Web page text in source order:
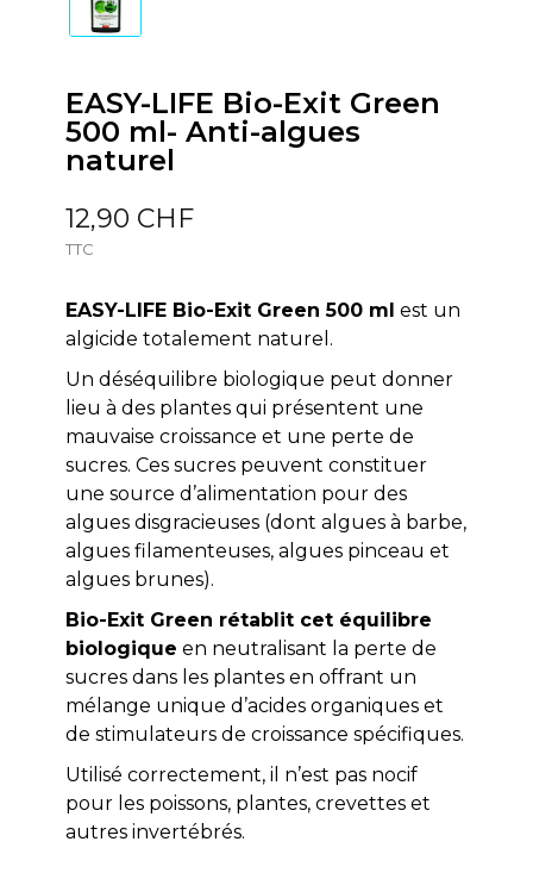
EASY-LIFE Bio-Exit Green
500 ml- Anti-algues
naturel
12,90 CHF
TTC
EASY-LIFE Bio-Exit Green 500 ml est un
algicide totalement naturel.
Un déséquilibre biologique peut donner
lieu à des plantes qui présentent une
mauvaise croissance et une perte de
sucres. Ces sucres peuvent constituer
une source d’alimentation pour des
algues disgracieuses (dont algues à barbe,
algues filamenteuses, algues pinceau et
algues brunes).
Bio-Exit Green rétablit cet équilibre
biologique en neutralisant la perte de
sucres dans les plantes en offrant un
mélange unique d’acides organiques et
de stimulateurs de croissance spécifiques.
Utilisé correctement, il n’est pas nocif
pour les poissons, plantes, crevettes et
autres invertébrés.